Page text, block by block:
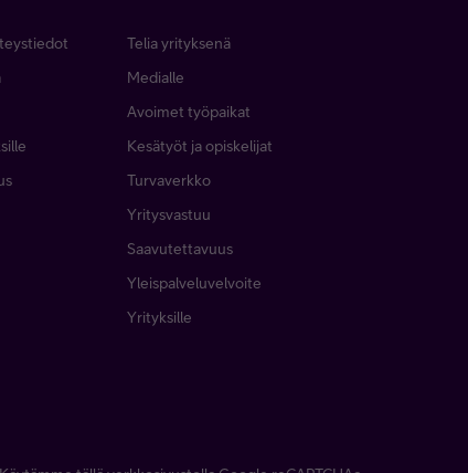
Telia yrityksenä
Medialle
Avoimet työpaikat
Kesätyöt ja opiskelijat
Turvaverkko
Yritysvastuu
Saavutettavuus
Yleispalveluvelvoite
Yrityksille